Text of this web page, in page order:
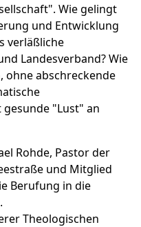
Wie gelingt
und Entwicklung
verläßliche
Landesverband? Wie
ohne abschreckende
"Lust" an
Rohde, Pastor der
und Mitglied
Berufung in die
Theologischen